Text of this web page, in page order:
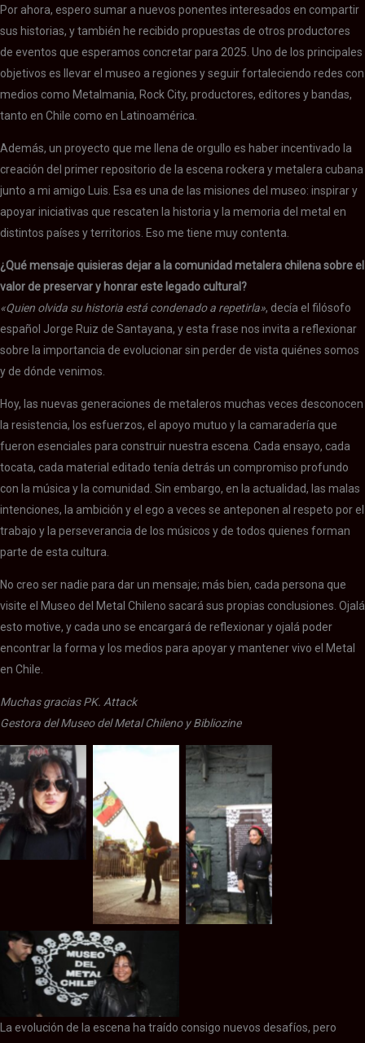
Por ahora, espero sumar a nuevos ponentes interesados en compartir
sus historias, y también he recibido propuestas de otros productores
de eventos que esperamos concretar para 2025. Uno de los principales
objetivos es llevar el museo a regiones y seguir fortaleciendo redes con
medios como Metalmania, Rock City, productores, editores y bandas,
tanto en Chile como en Latinoamérica.
Además, un proyecto que me llena de orgullo es haber incentivado la
creación del primer repositorio de la escena rockera y metalera cubana
junto a mi amigo Luis. Esa es una de las misiones del museo: inspirar y
apoyar iniciativas que rescaten la historia y la memoria del metal en
distintos países y territorios. Eso me tiene muy contenta.
¿Qué mensaje quisieras dejar a la comunidad metalera chilena sobre el
valor de preservar y honrar este legado cultural?
«Quien olvida su historia está condenado a repetirla», decía el filósofo
español Jorge Ruiz de Santayana, y esta frase nos invita a reflexionar
sobre la importancia de evolucionar sin perder de vista quiénes somos
y de dónde venimos.
Hoy, las nuevas generaciones de metaleros muchas veces desconocen
la resistencia, los esfuerzos, el apoyo mutuo y la camaradería que
fueron esenciales para construir nuestra escena. Cada ensayo, cada
tocata, cada material editado tenía detrás un compromiso profundo
con la música y la comunidad. Sin embargo, en la actualidad, las malas
intenciones, la ambición y el ego a veces se anteponen al respeto por el
trabajo y la perseverancia de los músicos y de todos quienes forman
parte de esta cultura.
No creo ser nadie para dar un mensaje; más bien, cada persona que
visite el Museo del Metal Chileno sacará sus propias conclusiones. Ojalá
esto motive, y cada uno se encargará de reflexionar y ojalá poder
encontrar la forma y los medios para apoyar y mantener vivo el Metal
en Chile.
Muchas gracias PK. Attack
Gestora del Museo del Metal Chileno y Bibliozine
PK Attack
PK Attack PK Attack
PK Attack
La evolución de la escena ha traído consigo nuevos desafíos, pero